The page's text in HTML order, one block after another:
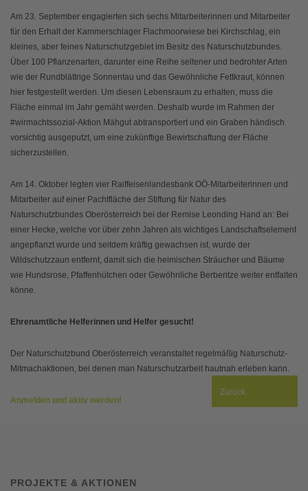
Am 23. September engagierten sich sechs Mitarbeiterinnen und Mitarbeiter
für den Erhalt der Kammerschlager Flachmoorwiese bei Kirchschlag, ein
kleines, aber feines Naturschutzgebiet im Besitz des Naturschutzbundes.
Über 100 Pflanzenarten, darunter eine Reihe seltener und bedrohter Arten
wie der Rundblättrige Sonnentau und das Gewöhnliche Fettkraut, können
hier festgestellt werden. Um diesen Lebensraum zu erhalten, muss die
Fläche einmal im Jahr gemäht werden. Deshalb wurde im Rahmen der
#wirmachtssozial-Aktion Mähgut abtransportiert und ein Graben händisch
vorsichtig ausgeputzt, um eine zukünftige Bewirtschaftung der Fläche
sicherzustellen.
Am 14. Oktober legten vier Raiffeisenlandesbank OÖ-Mitarbeiterinnen und
Mitarbeiter auf einer Pachtfläche der Stiftung für Natur des
Naturschutzbundes Oberösterreich bei der Remise Leonding Hand an: Bei
einer Hecke, welche vor über zehn Jahren als wichtiges Landschaftselement
angepflanzt wurde und seitdem kräftig gewachsen ist, wurde der
Wildschutzzaun entfernt, damit sich die heimischen Sträucher und Bäume
wie Hundsrose, Pfaffenhütchen oder Gewöhnliche Berberitze weiter entfalten
könne.
Ehrenamtliche Helferinnen und Helfer gesucht!
Der Naturschutzbund Oberösterreich veranstaltet regelmäßig Naturschutz-
Mitmachaktionen, bei denen man Naturschutzarbeit hautnah erleben kann.
Anmelden und aktiv werden!
Zurück
PROJEKTE & AKTIONEN